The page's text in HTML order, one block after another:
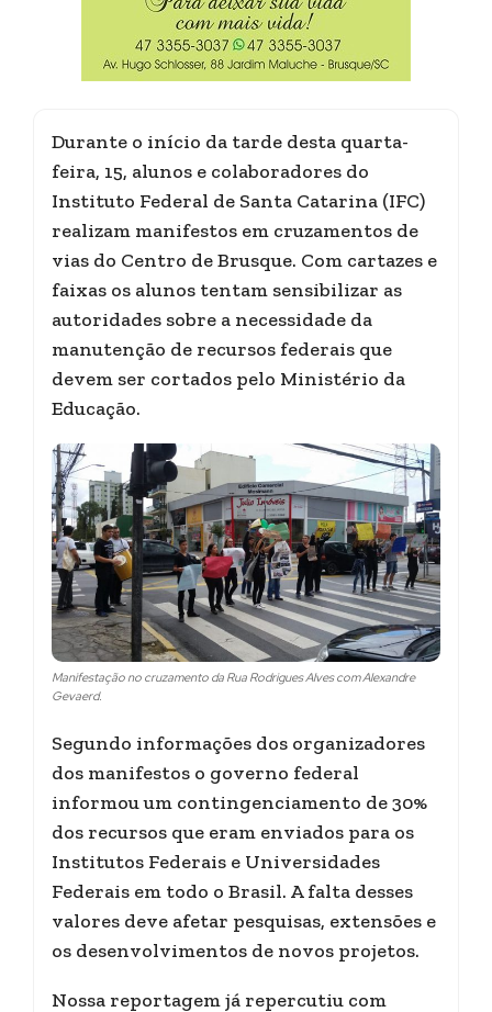
Durante o início da tarde desta quarta-
feira, 15, alunos e colaboradores do
Instituto Federal de Santa Catarina (IFC)
realizam manifestos em cruzamentos de
vias do Centro de Brusque. Com cartazes e
faixas os alunos tentam sensibilizar as
autoridades sobre a necessidade da
manutenção de recursos federais que
devem ser cortados pelo Ministério da
Educação.
Manifestação no cruzamento da Rua Rodrigues Alves com Alexandre
Gevaerd.
Segundo informações dos organizadores
dos manifestos o governo federal
informou um contingenciamento de 30%
dos recursos que eram enviados para os
Institutos Federais e Universidades
Federais em todo o Brasil. A falta desses
valores deve afetar pesquisas, extensões e
os desenvolvimentos de novos projetos.
Nossa reportagem já repercutiu com